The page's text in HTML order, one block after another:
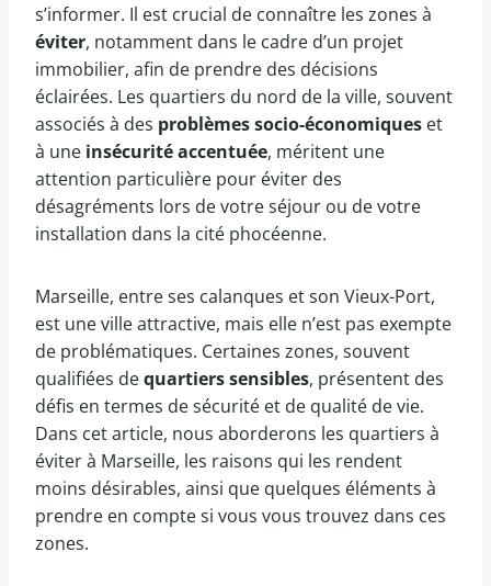
s’informer. Il est crucial de connaître les zones à
éviter, notamment dans le cadre d’un projet
immobilier, afin de prendre des décisions
éclairées. Les quartiers du nord de la ville, souvent
associés à des problèmes socio-économiques et
à une insécurité accentuée, méritent une
attention particulière pour éviter des
désagréments lors de votre séjour ou de votre
installation dans la cité phocéenne.
Marseille, entre ses calanques et son Vieux-Port,
est une ville attractive, mais elle n’est pas exempte
de problématiques. Certaines zones, souvent
qualifiées dequartiers sensibles, présentent des
défis en termes de sécurité et de qualité de vie.
Dans cet article, nous aborderons les quartiers à
éviter à Marseille, les raisons qui les rendent
moins désirables, ainsi que quelques éléments à
prendre en compte si vous vous trouvez dans ces
zones.